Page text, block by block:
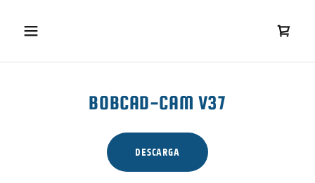
BOBCAD-CAM V37
DESCARGA